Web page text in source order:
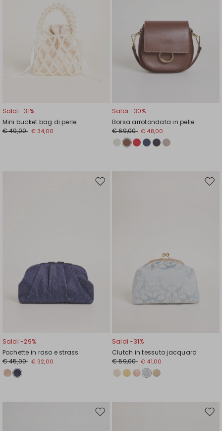
Saldi -31%
Mini bucket bag di perle
€ 49,00 € 34,00
Saldi -30%
Borsa arrotondata in pelle
€ 69,00 € 48,00
Sposta
Saldi -29%
Pochette in raso e strass
€ 45,00 € 32,00
Saldi -31%
Clutch in tessuto jacquard
€ 59,00 € 41,00
Sposta